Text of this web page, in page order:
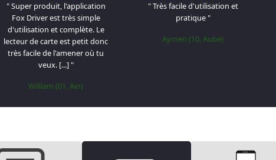
" Super produit, l'application
Fox Driver est très simple
d'utilisation et complète. Le
lecteur de carte est petit donc
très facile de l'amener où tu
veux. [...]"
William (01, Ain)
" Très facile d'utilisation et
pratique "
Aymen (10, Aube)